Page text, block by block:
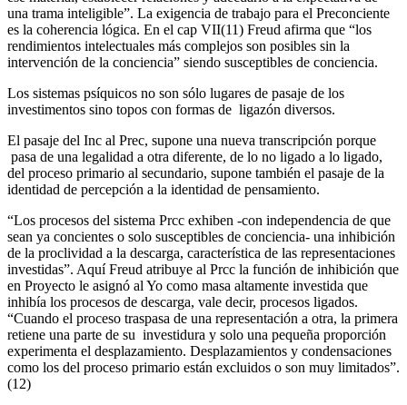
una trama inteligible”. La exigencia de trabajo para el Preconciente
es la coherencia lógica. En el cap VII(11) Freud afirma que “los
rendimientos intelectuales más complejos son posibles sin la
intervención de la conciencia” siendo susceptibles de conciencia.
Los sistemas psíquicos no son sólo lugares de pasaje de los
investimentos sino topos con formas de ligazón diversos.
El pasaje del Inc al Prec, supone una nueva transcripción porque
pasa de una legalidad a otra diferente, de lo no ligado a lo ligado,
del proceso primario al secundario, supone también el pasaje de la
identidad de percepción a la identidad de pensamiento.
“Los procesos del sistema Prcc exhiben -con independencia de que
sean ya concientes o solo susceptibles de conciencia- una inhibición
de la proclividad a la descarga, característica de las representaciones
investidas”. Aquí Freud atribuye al Prcc la función de inhibición que
en Proyecto le asignó al Yo como masa altamente investida que
inhibía los procesos de descarga, vale decir, procesos ligados.
“Cuando el proceso traspasa de una representación a otra, la primera
retiene una parte de su investidura y solo una pequeña proporción
experimenta el desplazamiento. Desplazamientos y condensaciones
como los del proceso primario están excluidos o son muy limitados”.
(12)